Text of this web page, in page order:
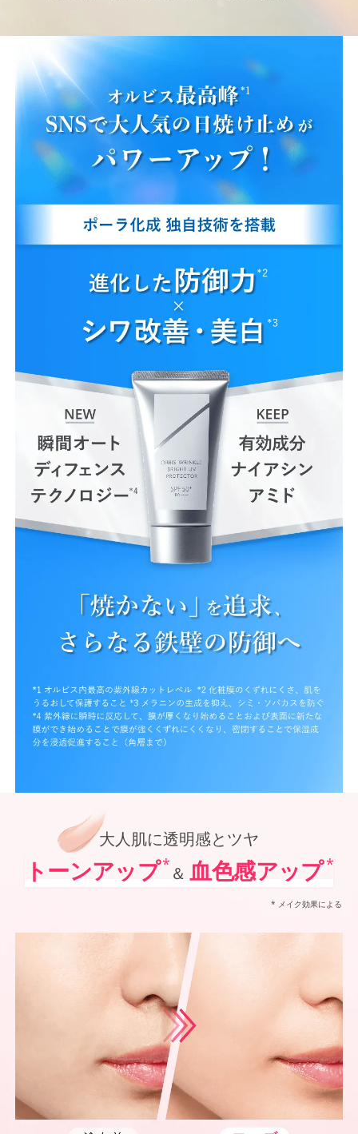
ポーラ化成 独自技術を搭載進化させた防御力*5✕シワ改善・美白*6、
@cosmeベストコスメアワードでの受賞（2022年～2025年 オルビス調べ リンクルホワイト
2024年12月20日時点（オルビス調べ リンクルホワイトUVプロテクターを含む）
化粧膜のくずれにくさ、肌をうるおして保護すること
メラニンの生成を抑え、シミ・ソバカスを防ぐ
紫外線に瞬時に反応して、膜が厚くなり始めることおよび表面に新たな膜ができ始めること
大人肌に透明感とツヤ
トーンアップ* ＆ 血色感アップ*
* メイク効果による